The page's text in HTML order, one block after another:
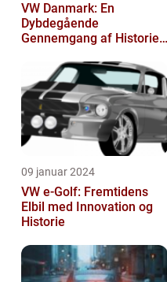
VW Danmark: En
Dybdegående
Gennemgang af Historien
09 januar 2024
VW e-Golf: Fremtidens
Elbil med Innovation og
Historie